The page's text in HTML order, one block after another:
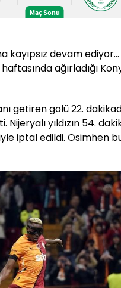
devam ediyor...
ağırladığı
getiren golü 22.
yıldızın 54.
iptal edildi. Osimhen